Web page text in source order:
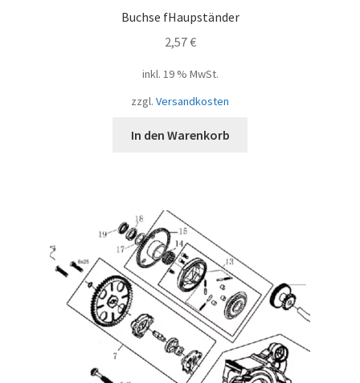
Buchse fHaupständer
2,57€
inkl. 19 % MwSt.
zzgl. Versandkosten
In den Warenkorb